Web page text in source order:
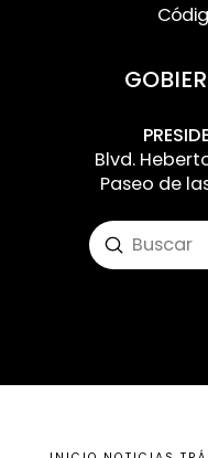
Blvd.
Paseo de
Search
Submit